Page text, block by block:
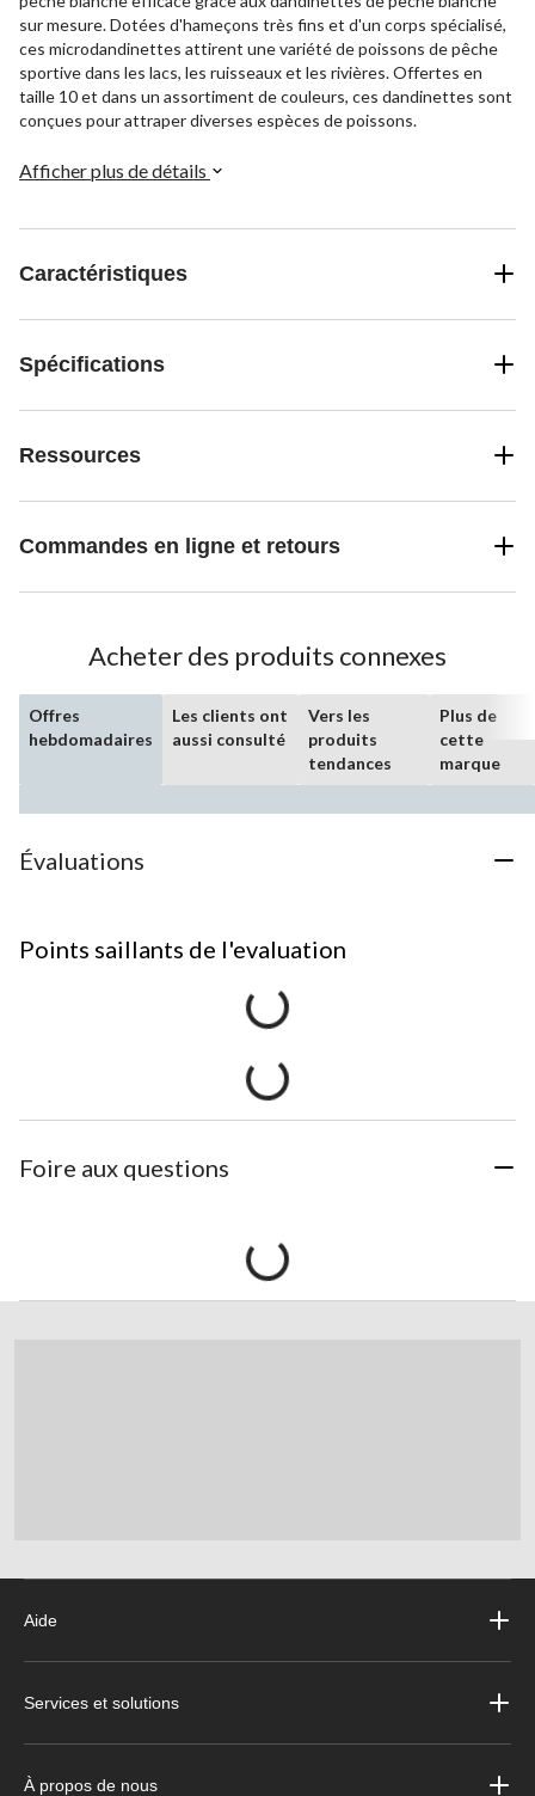
sur mesure. Dotées d'hameçons très fins et d'un corps spécialisé,
ces microdandinettes attirent une variété de poissons de pêche
sportive dans les lacs, les ruisseaux et les rivières. Offertes en
taille 10 et dans un assortiment de couleurs, ces dandinettes sont
conçues pour attraper diverses espèces de poissons.
Afficher plus de détails
Caractéristiques
Spécifications
Ressources
Commandes en ligne et retours
Acheter des produits connexes
Offres
hebdomadaires
Les clients ont
aussi consulté
Vers les
produits
tendances
Plus de
cette
marque
Évaluations
Points saillants de l'evaluation
Foire aux questions
Aide
Services et solutions
À propos de nous